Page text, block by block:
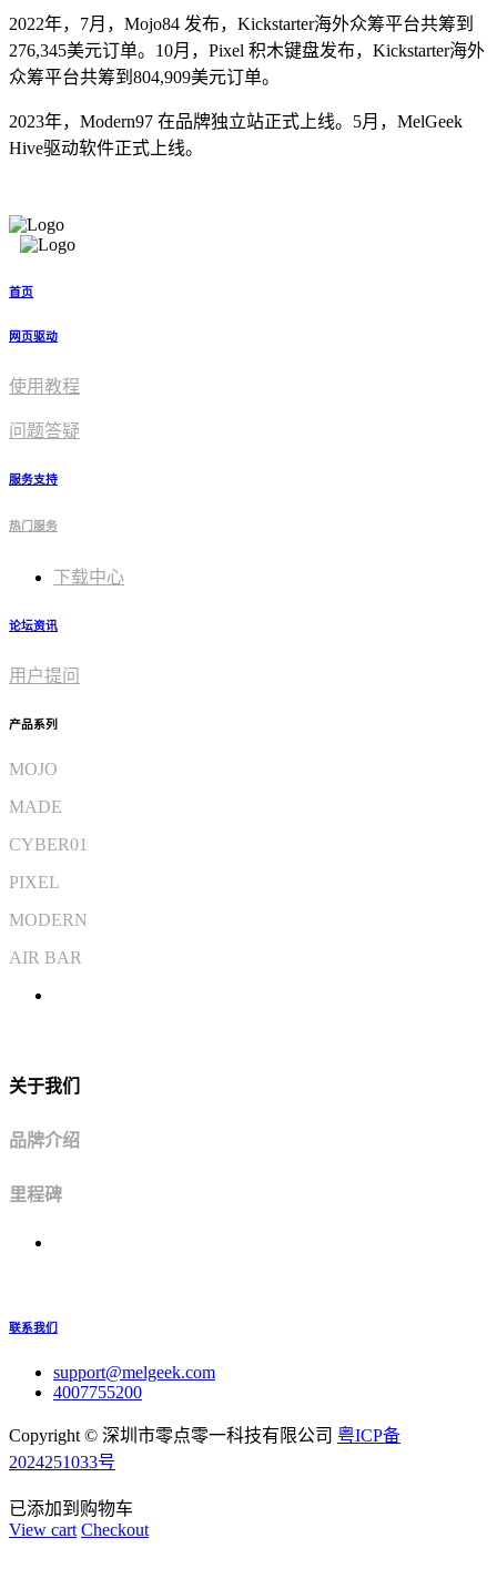
2022年，7月，Mojo84 发布，Kickstarter海外众筹平台共筹到
276,345美元订单。10月，Pixel 积木键盘发布，Kickstarter海外
众筹平台共筹到804,909美元订单。
2023年，Modern97 在品牌独立站正式上线。5月，MelGeek
Hive驱动软件正式上线。
首页
网页驱动
使用教程​
问题答疑
服务支持
热门服务
下载中心
论坛资讯
用户提问
产品系列
MOJO
MADE
CYBER01
PIXEL
MODERN
AIR BAR
关于我们
品牌介绍
里程碑
联系我们
support@melgeek.com
4007755200
Copyright © 深圳市零点零一科技有限公司 粤ICP备
2024251033号
已添加到购物车
View cart Checkout